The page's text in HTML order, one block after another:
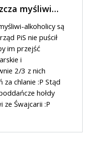
myśliwi…
alkoholicy są
PiS nie puścił
im przejść
i
2/3 z nich
chlanie :P Stąd
hołdy
ze Śwajcarii :P